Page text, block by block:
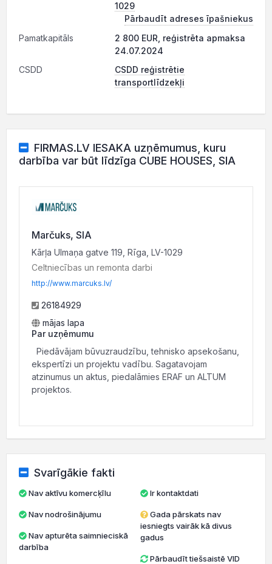
1029
Pārbaudīt adreses īpašniekus
Pamatkapitāls
2 800 EUR, reģistrēta apmaksa
24.07.2024
CSDD
CSDD reģistrētie
transportlīdzekļi
FIRMAS.LV IESAKA uzņēmumus, kuru
darbība var būt līdzīga CUBE HOUSES, SIA
Marčuks, SIA
Kārļa Ulmaņa gatve 119, Rīga, LV-1029
Celtniecības un remonta darbi
http://www.marcuks.lv/
26184929
mājas lapa
Par uzņēmumu
Piedāvājam būvuzraudzību, tehnisko apsekošanu,
ekspertīzi un projektu vadību. Sagatavojam
atzinumus un aktus, piedalāmies ERAF un ALTUM
projektos.
Svarīgākie fakti
Nav aktīvu komercķīlu
Nav nodrošinājumu
darbība
Ir kontaktdati
Gada pārskats nav
iesniegts vairāk kā divus
gadus
Pārbaudīt tiešsaistē VID